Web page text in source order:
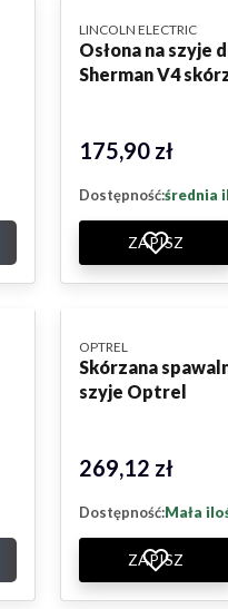
Osłona na szyje
Sherman V4
PRODUCENT
LINCOLN ELECTRIC
Cena
175,90 zł
Dostępność:średnia
ZAPISZ
Skórzana
szyje Optrel
PRODUCENT
OPTREL
Cena
269,12 zł
Dostępność:Mała
ZAPISZ